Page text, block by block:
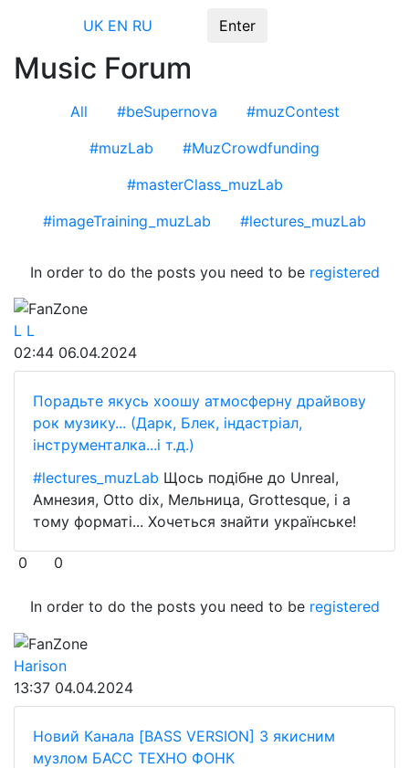
UK EN RU Enter
Music Forum
All #beSupernova
#muzContest
#muzLab
#MuzCrowdfunding
#masterClass_muzLab
#imageTraining_muzLab
#lectures_muzLab
In order to do the posts you need to be registered
FanZone
L L
02:44 06.04.2024
Порадьте якусь хоошу атмосферну драйвову
рок музику... (Дарк, Блек, індастріал,
інструменталка...і т.д.)
#lectures_muzLab Щось подібне до Unreal,
Амнезия, Otto dix, Мельница, Grottesque, і а
тому форматі... Хочеться знайти українське!
0 0
In order to do the posts you need to be registered
FanZone
Harison
13:37 04.04.2024
Новий Канала [BASS VERSION] З якисним
музлом БАСС ТЕХНО ФОНК